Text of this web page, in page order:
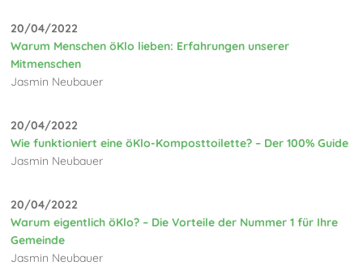
20/04/2022
Warum Menschen öKlo lieben: Erfahrungen unserer
Mitmenschen
Jasmin Neubauer
20/04/2022
Wie funktioniert eine öKlo-Komposttoilette? – Der 100% Guide
Jasmin Neubauer
20/04/2022
Warum eigentlich öKlo? – Die Vorteile der Nummer 1 für Ihre
Gemeinde
Jasmin Neubauer